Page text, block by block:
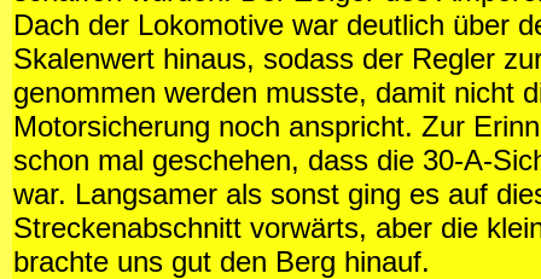
Dach der Lokomotive war deutlich über
Skalenwert hinaus, sodass der Regler
genommen werden musste, damit nicht
Motorsicherung noch anspricht. Zur
schon mal geschehen, dass die 30-A-
war. Langsamer als sonst ging es auf
Streckenabschnitt vorwärts, aber die
brachte uns gut den Berg hinauf.